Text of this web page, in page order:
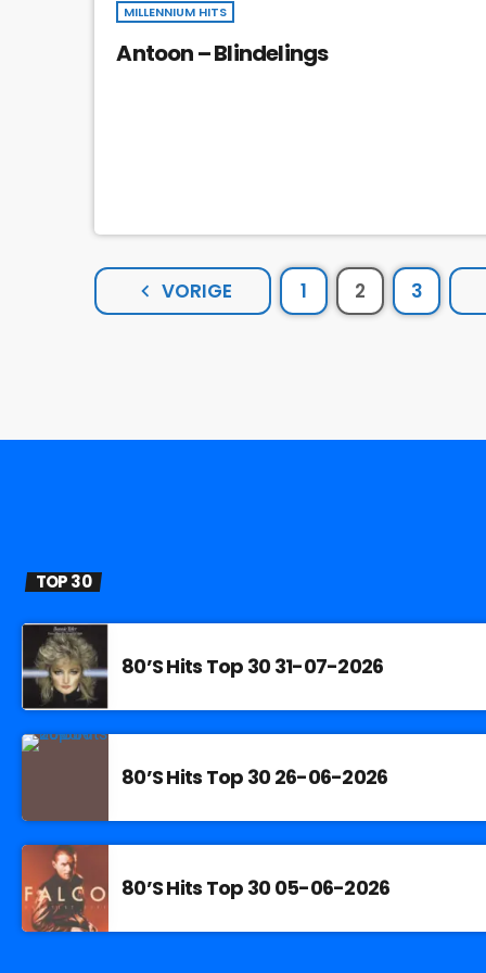
MILLENNIUM HITS
Antoon – Blindelings
navigate_before VORIGE 1 2 3
TOP 30
80’S Hits Top 30 31-07-2026
80’S Hits Top 30 26-06-2026
80’S Hits Top 30 05-06-2026